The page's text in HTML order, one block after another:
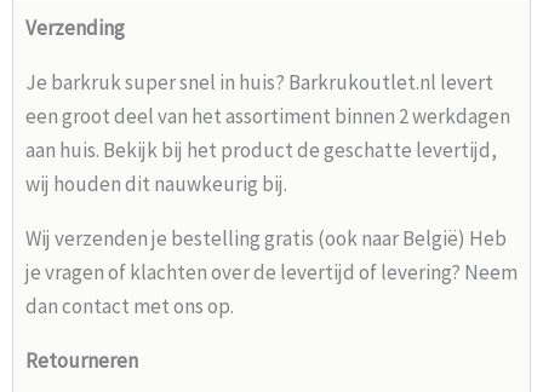
Verzending
Je barkruk super snel in huis? Barkrukoutlet.nl levert
een groot deel van het assortiment binnen 2 werkdagen
aan huis. Bekijk bij het product de geschatte levertijd,
wij houden dit nauwkeurig bij.
Wij verzenden je bestelling gratis (ook naar België) Heb
je vragen of klachten over de levertijd of levering? Neem
dan contact met ons op.
Retourneren